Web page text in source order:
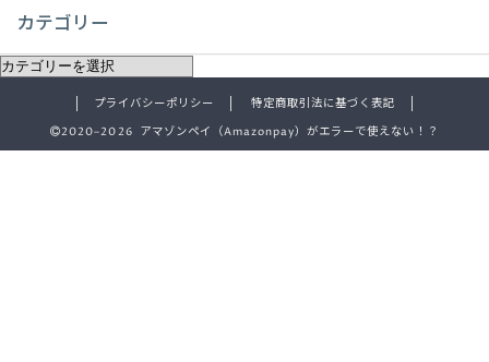
カテゴリー
プライバシーポリシー
特定商取引法に基づく表記
2020–2026 アマゾンペイ（Amazonpay）がエラーで使えない！？